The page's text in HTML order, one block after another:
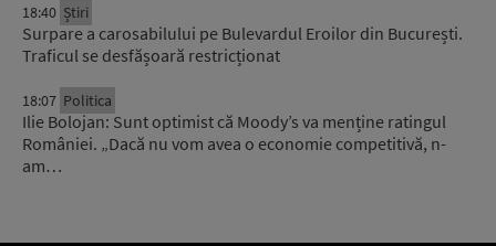
18:40 Știri
Surpare a carosabilului pe Bulevardul Eroilor din București.
Traficul se desfășoară restricționat
18:07 Politica
Ilie Bolojan: Sunt optimist că Moody’s va menține ratingul
României. „Dacă nu vom avea o economie competitivă, n-
am…